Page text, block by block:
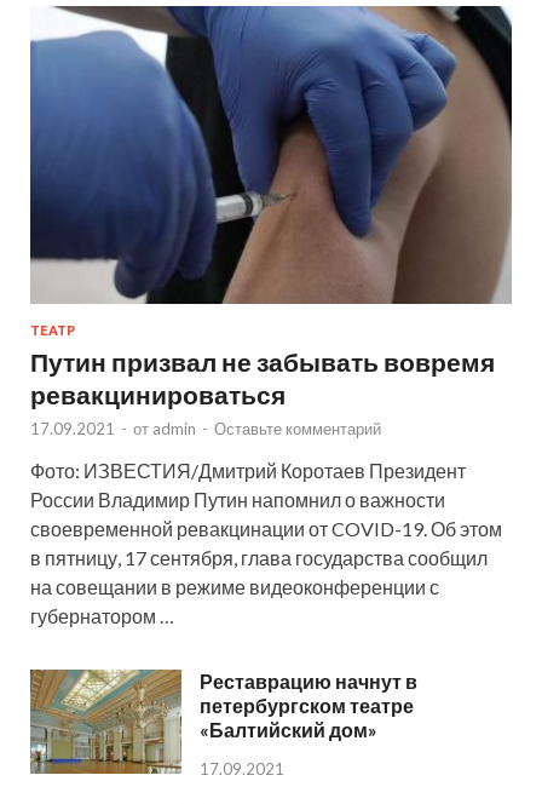
ТЕАТР
Путин призвал не забывать вовремя
ревакцинироваться
17.09.2021 - от admin - Оставьте комментарий
Фото: ИЗВЕСТИЯ/Дмитрий Коротаев Президент
России Владимир Путин напомнил о важности
своевременной ревакцинации от COVID-19. Об этом
в пятницу, 17 сентября, глава государства сообщил
на совещании в режиме видеоконференции с
губернатором …
Реставрацию начнут в
петербургском театре
«Балтийский дом»
17.09.2021